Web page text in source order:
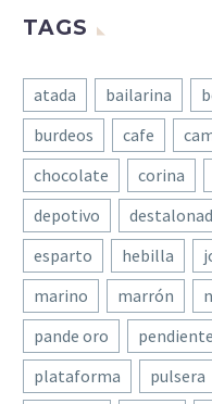
TAGS
atada bailarina
burdeos
cafe
chocolate
corina
depotivo
esparto
hebilla
marino
marrón
pande oro
pendiente
plataforma
pulsera